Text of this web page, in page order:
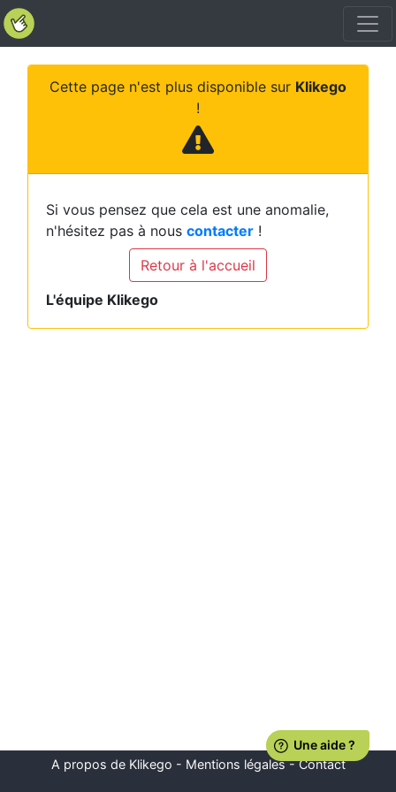
Cette page n'est plus disponible sur Klikego
!
Si vous pensez que cela est une anomalie,
n'hésitez pas à nous contacter !
Retour à l'accueil
L'équipe Klikego
A propos de Klikego - Mentions légales-Contact